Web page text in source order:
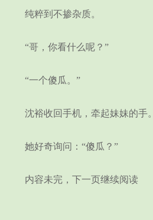
纯粹到不掺杂质。
“哥，你看什么呢？”
“一个傻瓜。”
沈裕收回手机，牵起妹妹的手。
她好奇询问：“傻瓜？”
内容未完，下一页继续阅读